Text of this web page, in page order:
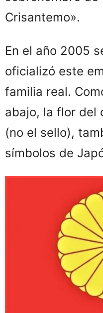
Crisantemo».
En el año 2005
oficializó este
familia real.
abajo, la flor del
(no el sello),
símbolos de